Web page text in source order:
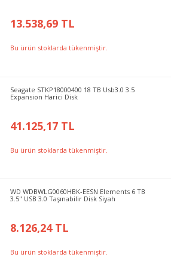
13.538,69 TL
Bu ürün stoklarda tükenmiştir.
Seagate STKP18000400 18 TB Usb3.0 3.5
Expansion Harici Disk
41.125,17 TL
Bu ürün stoklarda tükenmiştir.
WD WDBWLG0060HBK-EESN Elements 6 TB
3.5" USB 3.0 Taşınabilir Disk Siyah
8.126,24 TL
Bu ürün stoklarda tükenmiştir.